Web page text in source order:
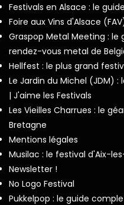
Festivals en Alsace : le guide
Foire aux Vins d'Alsace
Graspop Metal Meeting :
rendez-vous metal de
Hellfest : le plus grand
Le Jardin du Michel (JDM)
| J'aime les Festivals
Les Vieilles Charrues : le
Bretagne
Mentions légales
Musilac : le festival d'Aix-
Newsletter !
No Logo Festival
Pukkelpop : le guide